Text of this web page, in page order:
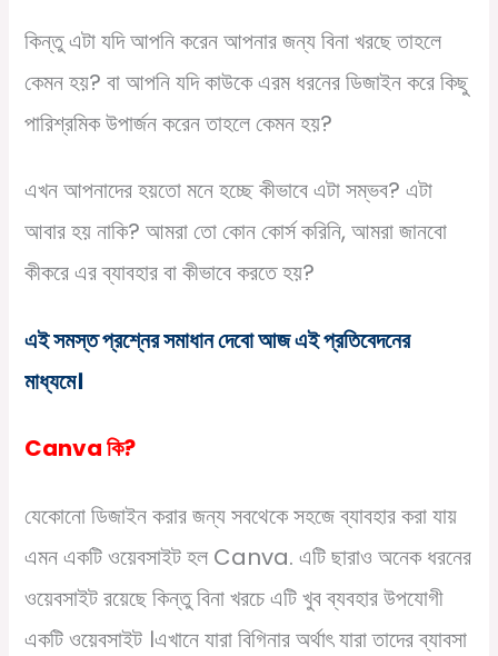
কিন্তু এটা যদি আপনি করেন আপনার জন্য বিনা খরছে তাহলে
কেমন হয়? বা আপনি যদি কাউকে এরম ধরনের ডিজাইন করে কিছু
পারিশ্রমিক উপার্জন করেন তাহলে কেমন হয়?
এখন আপনাদের হয়তো মনে হচ্ছে কীভাবে এটা সম্ভব? এটা
আবার হয় নাকি? আমরা তো কোন কোর্স করিনি, আমরা জানবো
কীকরে এর ব্যাবহার বা কীভাবে করতে হয়?
এই সমস্ত প্রশ্নের সমাধান দেবো আজ এই প্রতিবেদনের
মাধ্যমে।
Canva কি?
যেকোনো ডিজাইন করার জন্য সবথেকে সহজে ব্যাবহার করা যায়
এমন একটি ওয়েবসাইট হল Canva. এটি ছারাও অনেক ধরনের
ওয়েবসাইট রয়েছে কিন্তু বিনা খরচে এটি খুব ব্যবহার উপযোগী
একটি ওয়েবসাইট ।এখানে যারা বিগিনার অর্থাৎ যারা তাদের ব্যাবসা